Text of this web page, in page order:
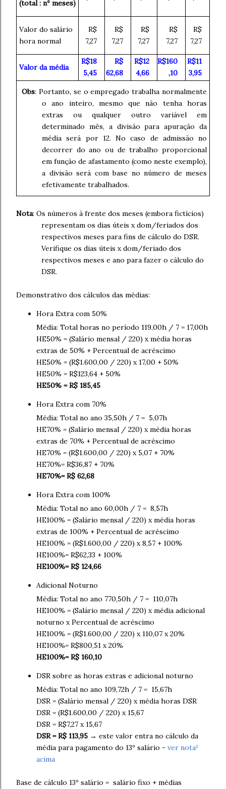
(total : nº meses)
Valor do salário
hora normal
R$
7,27
R$
7,27
R$
7,27
R$
7,27
R$
7,27
Valor da média
R$18
5,45
R$
62,68
R$12
4,66
R$160
,10
R$11
3,95
Obs: Portanto, se o empregado trabalha normalmente
o ano inteiro, mesmo que não tenha horas
extras ou qualquer outro variável em
determinado mês, a divisão para apuração da
média será por 12. No caso de admissão no
decorrer do ano ou de trabalho proporcional
em função de afastamento (como neste exemplo),
a divisão será com base no número de meses
efetivamente trabalhados.
Nota: Os números à frente dos meses (embora fictícios)
representam os dias úteis x dom/feriados dos
respectivos meses para fins de cálculo do DSR.
Verifique os dias úteis x dom/feriado dos
respectivos meses e ano para fazer o cálculo do
DSR.
Demonstrativo dos cálculos das médias:
Hora Extra com 50%
Média: Total horas no período 119,00h / 7 = 17,00h
HE50% = (Salário mensal / 220) x média horas
extras de 50% + Percentual de acréscimo
HE50% = (R$1.600,00 / 220) x 17,00 + 50%
HE50% = R$123,64 + 50%
HE50% = R$ 185,45
Hora Extra com 70%
Média: Total no ano 35,50h / 7 = 5,07h
HE70% = (Salário mensal / 220) x média horas
extras de 70% + Percentual de acréscimo
HE70% = (R$1.600,00 / 220) x 5,07 + 70%
HE70%= R$36,87 + 70%
HE70%= R$ 62,68
Hora Extra com 100%
Média: Total no ano 60,00h / 7 = 8,57h
HE100% = (Salário mensal / 220) x média horas
extras de 100% + Percentual de acréscimo
HE100% = (R$1.600,00 / 220) x 8,57 + 100%
HE100%= R$62,33 + 100%
HE100%= R$ 124,66
Adicional Noturno
Média: Total no ano 770,50h / 7 = 110,07h
HE100% = (Salário mensal / 220) x média adicional
noturno x Percentual de acréscimo
HE100% = (R$1.600,00 / 220) x 110,07 x 20%
HE100%= R$800,51 x 20%
HE100%= R$ 160,10
DSR sobre as horas extras e adicional noturno
Média: Total no ano 109,72h / 7 = 15,67h
DSR = (Salário mensal / 220) x média horas DSR
DSR = (R$1.600,00 / 220) x 15,67
DSR = R$7,27 x 15,67
DSR = R$ 113,95 → este valor entra no cálculo da
média para pagamento do 13º salário - ver nota²
acima
Base de cálculo 13º salário = salário fixo + médias